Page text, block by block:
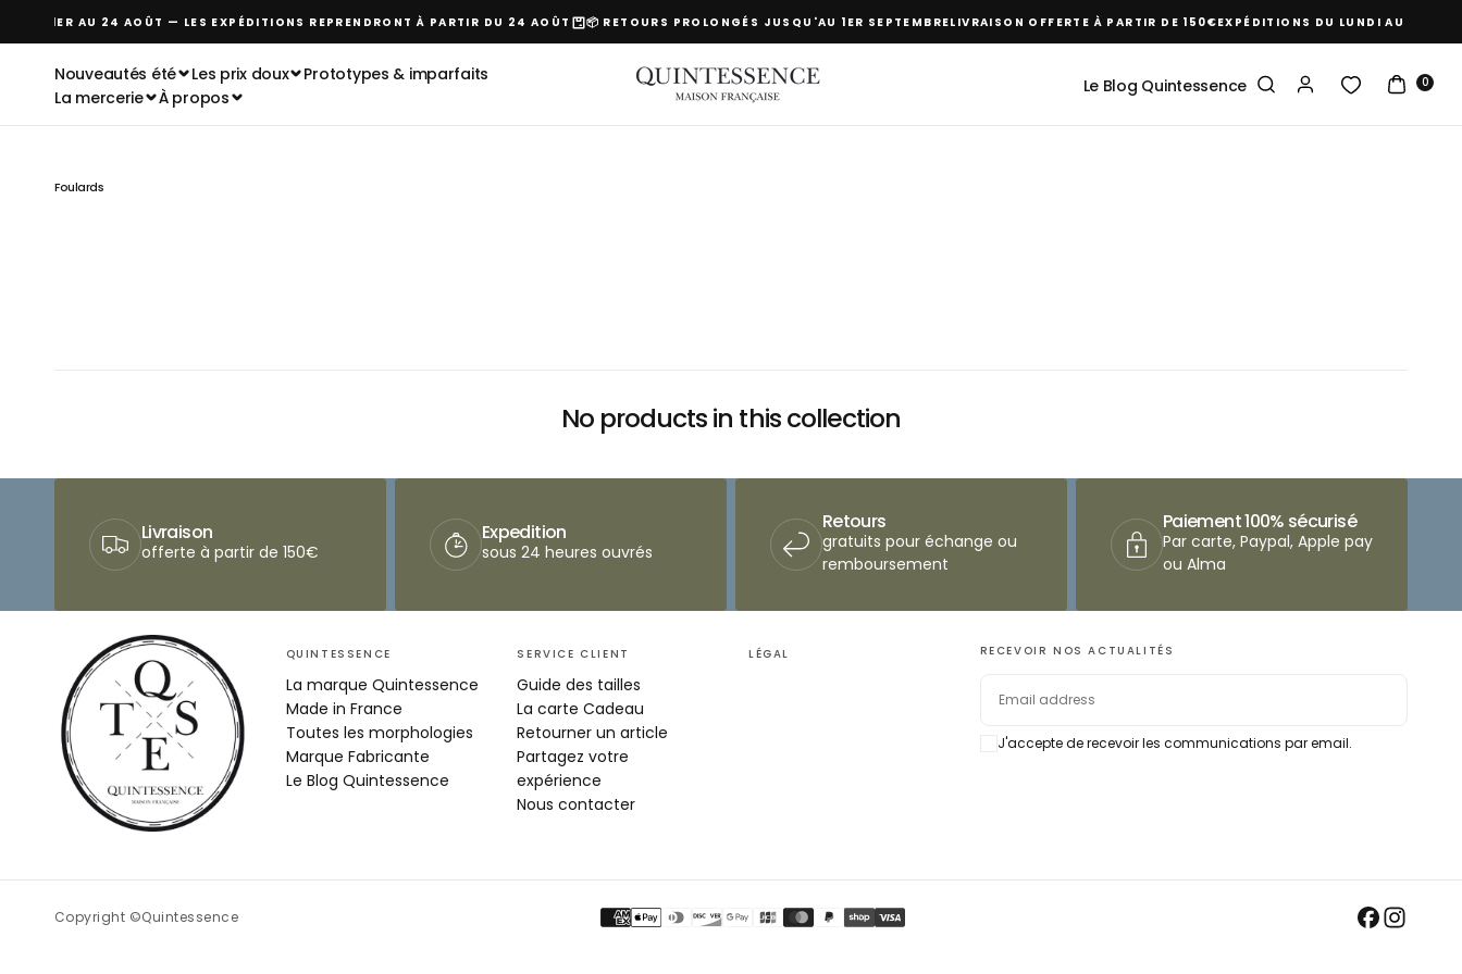
DU 1ER AU 24 AOÛT — LES EXPÉDITIONS REPRENDRONT À PARTIR DU 24 AOÛT 📦 RETOURS PROLONGÉS JUSQU'AU 1ER SEPTEMBRELIVRAISON OFFERTE À PARTIR DE 150€EXPÉDITIONS DU LUNDI AU JEUDI
Nouveautés été Les prix doux
Prototypes & imparfaits
La mercerie
À propos
Le Blog Quintessence 0
Foulards
No products in this collection
Livraison
offerte à partir de 150€
Expedition
sous 24 heures ouvrés
Retours
gratuits pour échange ou
remboursement
Paiement 100% sécurisé
Par carte, Paypal, Apple pay
ou Alma
QUINTESSENCE
La marque Quintessence
Made in France
Toutes les morphologies
Marque Fabricante
Le Blog Quintessence
SERVICE CLIENT
Guide des tailles
La carte Cadeau
Retourner un article
Partagez votre
expérience
Nous contacter
LÉGAL
RECEVOIR NOS ACTUALITÉS
J'accepte de recevoir les communications par email.
Copyright ©Quintessence
Payment